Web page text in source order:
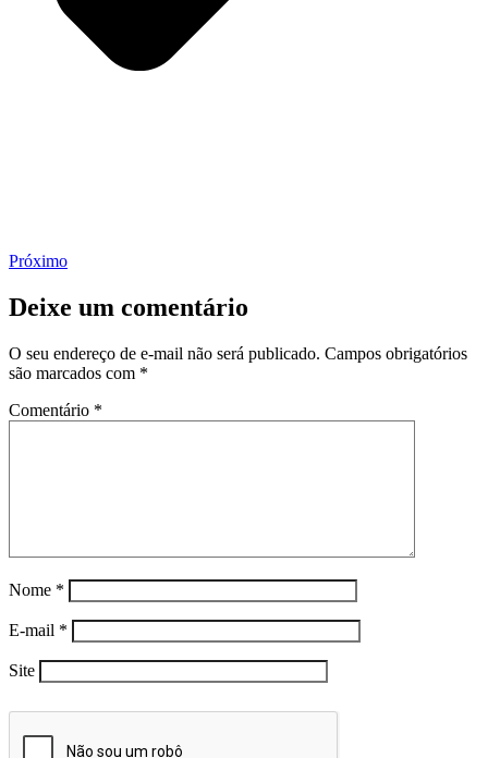
Próximo
Deixe um comentário
O seu endereço de e-mail não será publicado. Campos obrigatórios
são marcados com *
Comentário *
Nome *
E-mail *
Site